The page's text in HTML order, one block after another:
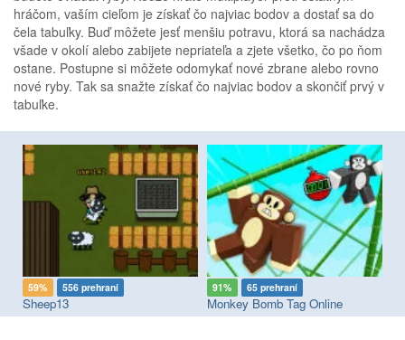
hráčom, vaším cieľom je získať čo najviac bodov a dostať sa do
čela tabuľky. Buď môžete jesť menšiu potravu, ktorá sa nachádza
všade v okolí alebo zabijete nepriateľa a zjete všetko, čo po ňom
ostane. Postupne si môžete odomykať nové zbrane alebo rovno
nové ryby. Tak sa snažte získať čo najviac bodov a skončiť prvý v
tabuľke.
59% 556 prehraní
Sheep13
91% 65 prehraní
Monkey Bomb Tag Online